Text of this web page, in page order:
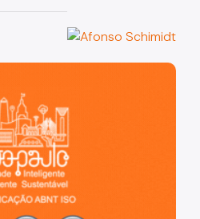
resiliente e sustentável